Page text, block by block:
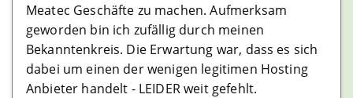
Meatec Geschäfte zu machen. Aufmerksam
geworden bin ich zufällig durch meinen
Bekanntenkreis. Die Erwartung war, dass es sich
dabei um einen der wenigen legitimen Hosting
Anbieter handelt - LEIDER weit gefehlt.